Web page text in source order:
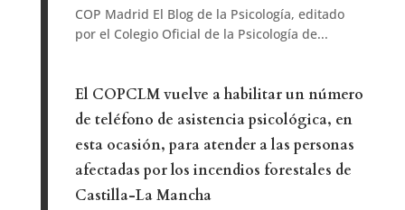
COP Madrid El Blog de la Psicología, editado
por el Colegio Oficial de la Psicología de...
El COPCLM vuelve a habilitar un número
de teléfono de asistencia psicológica, en
esta ocasión, para atender a las personas
afectadas por los incendios forestales de
Castilla-La Mancha